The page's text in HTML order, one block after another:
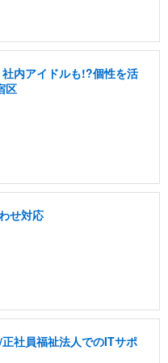
内アイドルも!?個性を活
区
せ対応
社員福祉法人でのITサポ